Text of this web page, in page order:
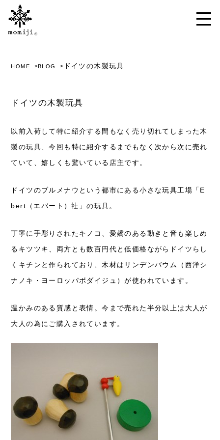
HOME BLOG ドイツの木製玩具
ドイツの木製玩具
以前入荷して特に紹介する間もなく売り切れてしまった木
製の玩具、今回も特に紹介するまでもなく次から次に売れ
ていて、嬉しくも驚いている店主です。
ドイツのブルメナウという都市にある小さな玩具工場「E
bert（エバート）社」の玩具。
丁寧に手彫りされたキノコ、愛嬌のある動きと音も楽しめ
るキツツキ、両方とも数百円代と低価格ながらドイツらし
くキチンと作られており、木材はリンデンバウム（西洋シ
ナノキ・ヨーロッパボダイジュ）が使われています。
温かみのある質感と表情。今まで売れた半分以上は大人が
大人の為にご購入されています。